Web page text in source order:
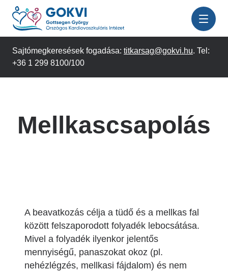
Ugrás
tartalomra
Sajtómegkeresések fogadása: titkarsag@gokvi.hu. Tel:
+36 1 299 8100/100
Mellkascsapolás
A beavatkozás célja a tüdő és a mellkas fal
között felszaporodott folyadék lebocsátása.
Mivel a folyadék ilyenkor jelentős
mennyiségű, panaszokat okoz (pl.
nehézlégzés, mellkasi fájdalom) és nem